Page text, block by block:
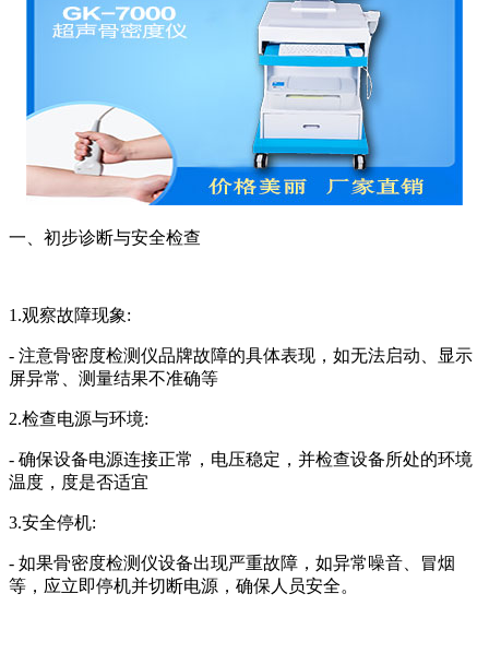
一、初步诊断与安全检查
1.观察故障现象:
- 注意骨密度检测仪品牌故障的具体表现，如无法启动、显示
屏异常、测量结果不准确等
2.检查电源与环境:
- 确保设备电源连接正常，电压稳定，并检查设备所处的环境
温度，度是否适宜
3.安全停机:
- 如果骨密度检测仪设备出现严重故障，如异常噪音、冒烟
等，应立即停机并切断电源，确保人员安全。